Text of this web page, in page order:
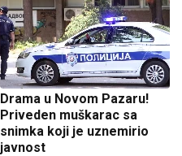
Drama u Novom Pazaru!
Priveden muškarac sa
snimka koji je uznemirio
javnost